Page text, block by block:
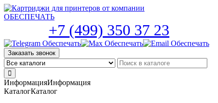
Skip
to
+7 (499) 350 37 23
Заказать звонок
ИнформацияИнформация
КаталогКаталог